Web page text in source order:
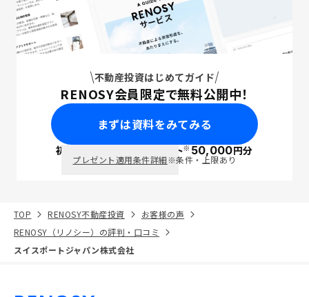
不動産投資はじめてガイド
RENOSY会員限定で無料公開中！
まずは資料をみてみる
初回面談で ポイント※50,000円分
プレゼント適用条件詳細※条件・上限あり
TOP RENOSY不動産投資
お客様の声
RENOSY（リノシー）の評判・口コミ
スイスポートジャパン株式会社